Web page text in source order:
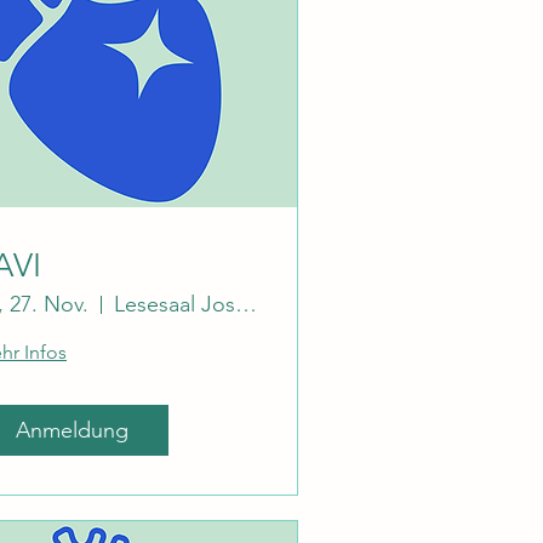
27. Nov. Lesesaal Josephinum
Infos
Anmeldung